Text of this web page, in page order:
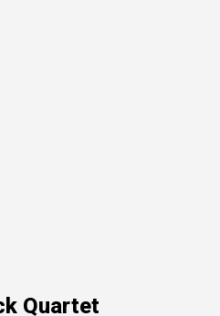
Quartet